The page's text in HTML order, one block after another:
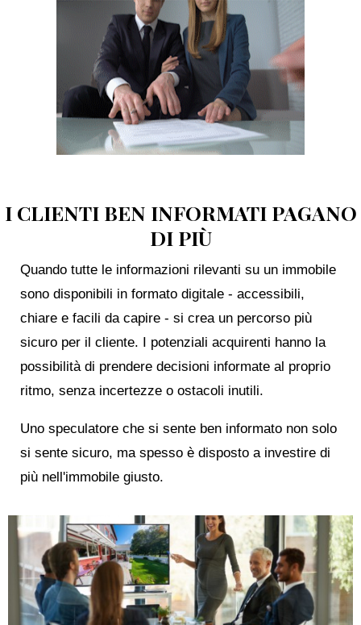
I CLIENTI BEN INFORMATI PAGANO
DI PIÙ
Quando tutte le informazioni rilevanti su un immobile
sono disponibili in formato digitale - accessibili,
chiare e facili da capire - si crea un percorso più
sicuro per il cliente. I potenziali acquirenti hanno la
possibilità di prendere decisioni informate al proprio
ritmo, senza incertezze o ostacoli inutili.
Uno speculatore che si sente ben informato non solo
si sente sicuro, ma spesso è disposto a investire di
più nell'immobile giusto.